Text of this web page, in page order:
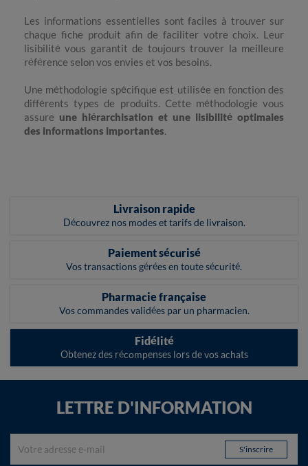
Les informations essentielles sont faciles à trouver sur
chaque fiche produit afin de faciliter votre choix. Leur
lisibilité vous garantit de toujours trouver la meilleure
référence selon vos envies et vos besoins.
Une méthodologie spécifique est utilisée en fonction des
différents types de produits. Cette méthodologie vous
assure une hiérarchisation et une lisibilité optimales
des informations importantes.
Livraison rapide
Découvrez nos modes et tarifs de livraison.
Paiement sécurisé
Vos transactions gérées en toute sécurité.
Pharmacie française
Vos commandes validées par un pharmacien.
Fidélité
Obtenez des récompenses lors de vos achats
LETTRE D'INFORMATION